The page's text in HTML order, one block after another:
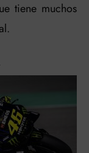
tiene muchos